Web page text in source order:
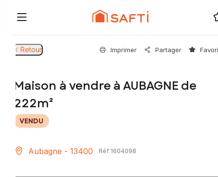
Retour Imprimer Partager
Maison à vendre à AUBAGNE de
222m²
VENDU
Aubagne - 13400 Réf 1604098